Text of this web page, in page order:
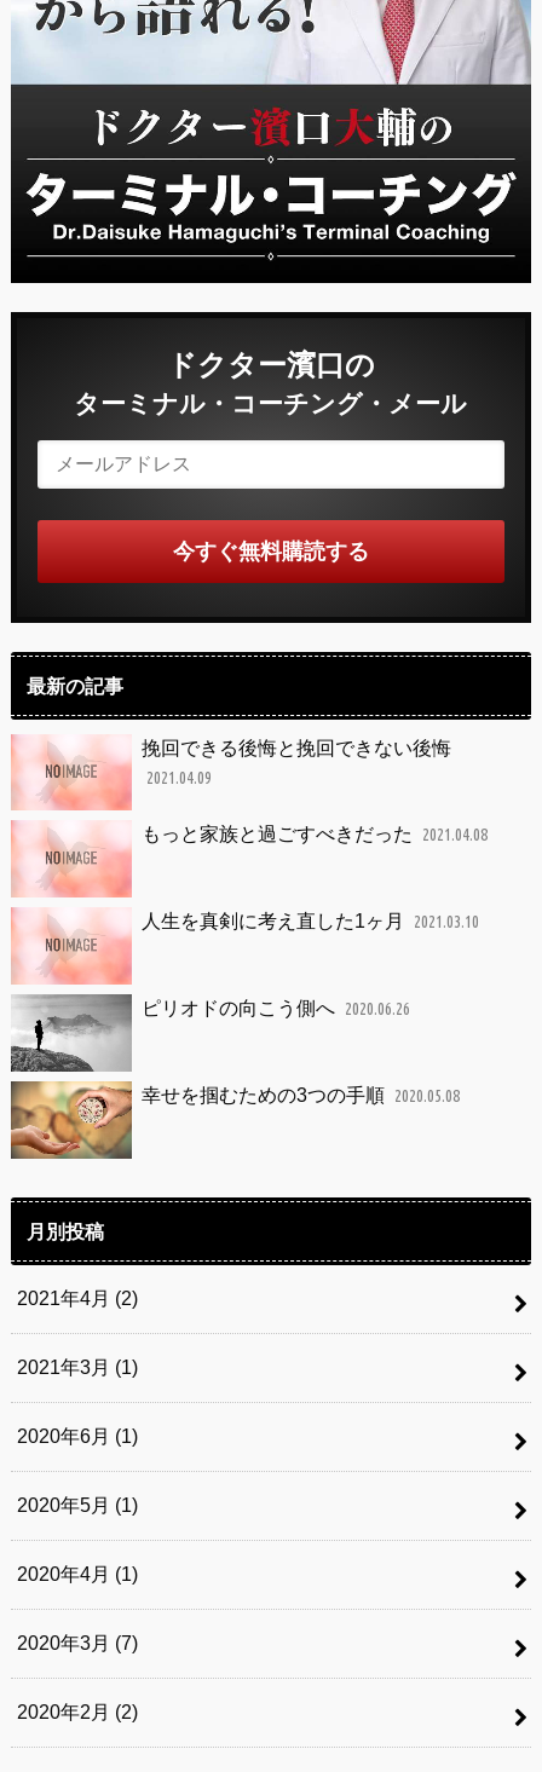
ドクター濱口の
ターミナル・コーチング・メール
最新の記事
挽回できる後悔と挽回できない後悔
2021.04.09
もっと家族と過ごすべきだった 2021.04.08
人生を真剣に考え直した1ヶ月 2021.03.10
ピリオドの向こう側へ 2020.06.26
幸せを掴むための3つの手順 2020.05.08
月別投稿
2021年4月 (2)
2021年3月 (1)
2020年6月 (1)
2020年5月 (1)
2020年4月 (1)
2020年3月 (7)
2020年2月 (2)